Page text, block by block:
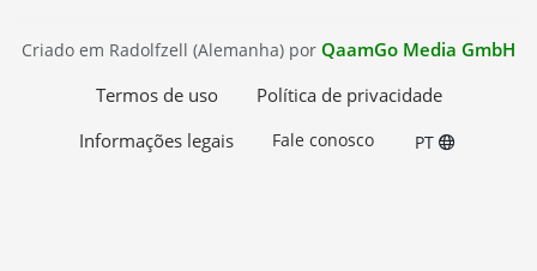
Criado em Radolfzell (Alemanha) por QaamGo Media GmbH
Termos de uso
Política de privacidade
Informações legais
Fale conosco PT